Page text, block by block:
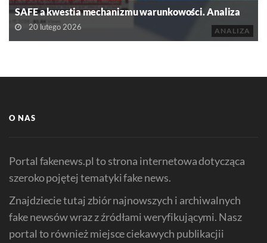
ANALIZA
SAFE a kwestia mechanizmu warunkowości. Analiza
20 lutego 2026
O NAS
Portal fakenews.pl to strona internetowa dotycząca
szeroko pojętej tematyki fake news.
Znajdziecie tutaj zbiór najnowszych i archiwalnych
fake newsów wraz z źródłami weryfikującymi. Nasz
portal to również miejsce ciekawych publikacjii